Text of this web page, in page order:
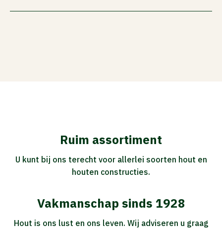
Ruim assortiment
U kunt bij ons terecht voor allerlei soorten hout en
houten constructies.
Vakmanschap sinds 1928
Hout is ons lust en ons leven. Wij adviseren u graag